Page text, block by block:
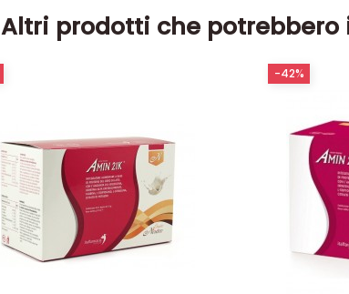
Altri prodotti che potrebbero
-42%